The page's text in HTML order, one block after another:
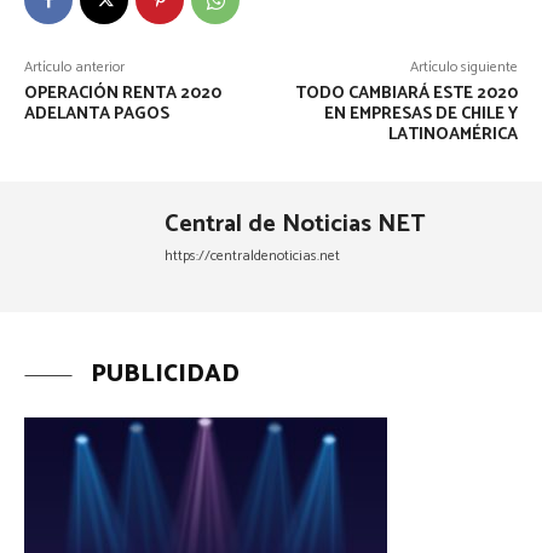
Artículo anterior
OPERACIÓN RENTA 2020
ADELANTA PAGOS
Artículo siguiente
TODO CAMBIARÁ ESTE 2020
EN EMPRESAS DE CHILE Y
LATINOAMÉRICA
Central de Noticias NET
https://centraldenoticias.net
PUBLICIDAD